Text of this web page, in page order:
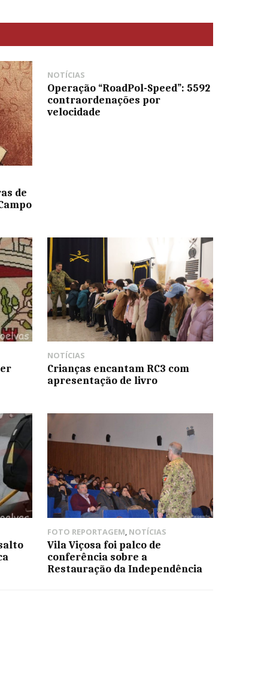
de
NOTÍCIAS
Operação “RoadPol-Speed”: 5592
contraordenações por
velocidade
NOTÍCIAS
Crianças encantam RC3 com
apresentação de livro
FOTO REPORTAGEM, NOTÍCIAS
Vila Viçosa foi palco de
conferência sobre a
Restauração da Independência